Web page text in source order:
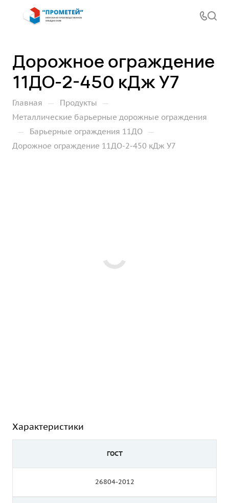
Дорожное ограждение
11ДО-2-450 кДж У7
Главная — Продукты —
Металлические барьерные дорожные ограждения
— Барьерные ограждения 11ДО —
Дорожное ограждение 11ДО-2-450 кДж У7
Характеристики
ГОСТ
26804-2012